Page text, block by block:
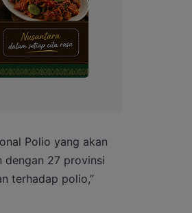
Polio yang akan
dengan 27 provinsi
terhadap polio,”